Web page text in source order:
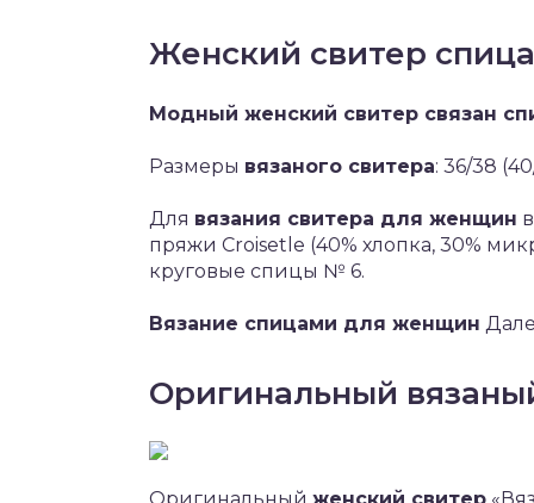
Женский свитер
Модный женский свитер связан
Размеры вязаного свитера: 36/38
Для вязания свитера для женщин
пряжи Croisetle (40% хлопка, 30%
круговые спицы № 6.
Вязание спицами для женщин
Оригинальный